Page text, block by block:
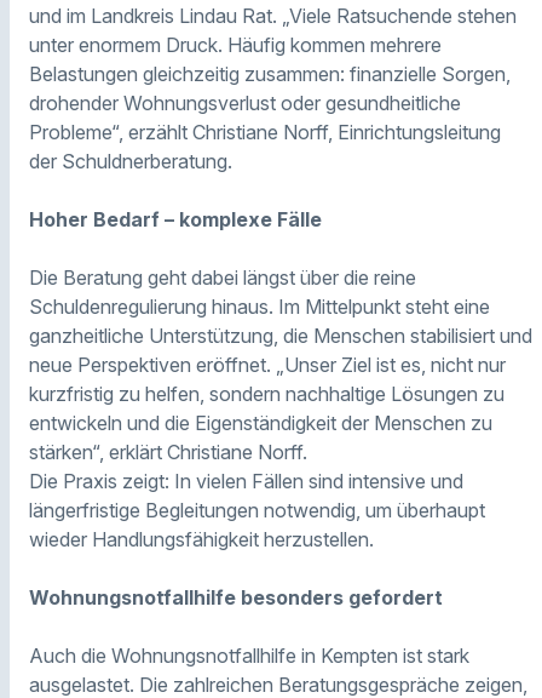
und im Landkreis Lindau Rat. „Viele Ratsuchende stehen
unter enormem Druck. Häufig kommen mehrere
Belastungen gleichzeitig zusammen: finanzielle Sorgen,
drohender Wohnungsverlust oder gesundheitliche
Probleme“, erzählt Christiane Norff, Einrichtungsleitung
der Schuldnerberatung.
Hoher Bedarf – komplexe Fälle
Die Beratung geht dabei längst über die reine
Schuldenregulierung hinaus. Im Mittelpunkt steht eine
ganzheitliche Unterstützung, die Menschen stabilisiert und
neue Perspektiven eröffnet. „Unser Ziel ist es, nicht nur
kurzfristig zu helfen, sondern nachhaltige Lösungen zu
entwickeln und die Eigenständigkeit der Menschen zu
stärken“, erklärt Christiane Norff.
Die Praxis zeigt: In vielen Fällen sind intensive und
längerfristige Begleitungen notwendig, um überhaupt
wieder Handlungsfähigkeit herzustellen.
Wohnungsnotfallhilfe besonders gefordert
Auch die Wohnungsnotfallhilfe in Kempten ist stark
ausgelastet. Die zahlreichen Beratungsgespräche zeigen,